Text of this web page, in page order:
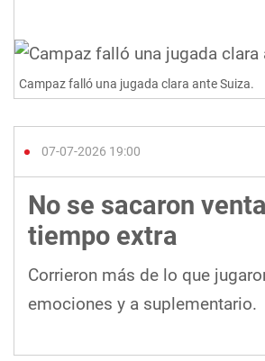
Campaz falló una jugada clara ante Suiza.
07-07-2026 19:00
No se sacaron
tiempo extra
Corrieron más de lo que
emociones y a suplementario.